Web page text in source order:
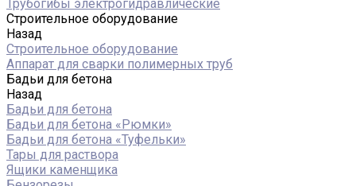
Трубогибы электрогидравлические
Строительное оборудование
Назад
Строительное оборудование
Аппарат для сварки полимерных труб
Бадьи для бетона
Назад
Бадьи для бетона
Бадьи для бетона «Рюмки»
Бадьи для бетона «Туфельки»
Тары для раствора
Ящики каменщика